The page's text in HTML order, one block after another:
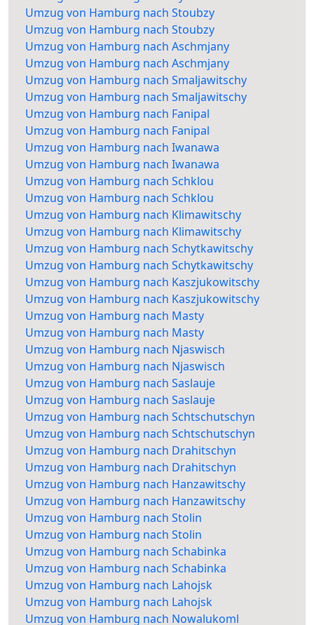
Umzug von Hamburg nach Stoubzy
Umzug von Hamburg nach Stoubzy
Umzug von Hamburg nach Aschmjany
Umzug von Hamburg nach Aschmjany
Umzug von Hamburg nach Smaljawitschy
Umzug von Hamburg nach Smaljawitschy
Umzug von Hamburg nach Fanipal
Umzug von Hamburg nach Fanipal
Umzug von Hamburg nach Iwanawa
Umzug von Hamburg nach Iwanawa
Umzug von Hamburg nach Schklou
Umzug von Hamburg nach Schklou
Umzug von Hamburg nach Klimawitschy
Umzug von Hamburg nach Klimawitschy
Umzug von Hamburg nach Schytkawitschy
Umzug von Hamburg nach Schytkawitschy
Umzug von Hamburg nach Kaszjukowitschy
Umzug von Hamburg nach Kaszjukowitschy
Umzug von Hamburg nach Masty
Umzug von Hamburg nach Masty
Umzug von Hamburg nach Njaswisch
Umzug von Hamburg nach Njaswisch
Umzug von Hamburg nach Saslauje
Umzug von Hamburg nach Saslauje
Umzug von Hamburg nach Schtschutschyn
Umzug von Hamburg nach Schtschutschyn
Umzug von Hamburg nach Drahitschyn
Umzug von Hamburg nach Drahitschyn
Umzug von Hamburg nach Hanzawitschy
Umzug von Hamburg nach Hanzawitschy
Umzug von Hamburg nach Stolin
Umzug von Hamburg nach Stolin
Umzug von Hamburg nach Schabinka
Umzug von Hamburg nach Schabinka
Umzug von Hamburg nach Lahojsk
Umzug von Hamburg nach Lahojsk
Umzug von Hamburg nach Nowalukoml